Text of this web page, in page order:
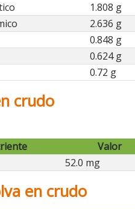
1.808 g
2.636 g
0.848 g
0.624 g
0.72 g
crudo
Valor
52.0 mg
en crudo